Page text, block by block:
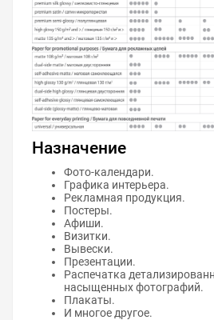
Назначение
Фото-календари.
Графика интерьера.
Рекламная продукция.
Постеры.
Афиши.
Визитки.
Вывески.
Презентации.
Распечатка
насыщенных фотографий.
Плакаты.
И многое другое.